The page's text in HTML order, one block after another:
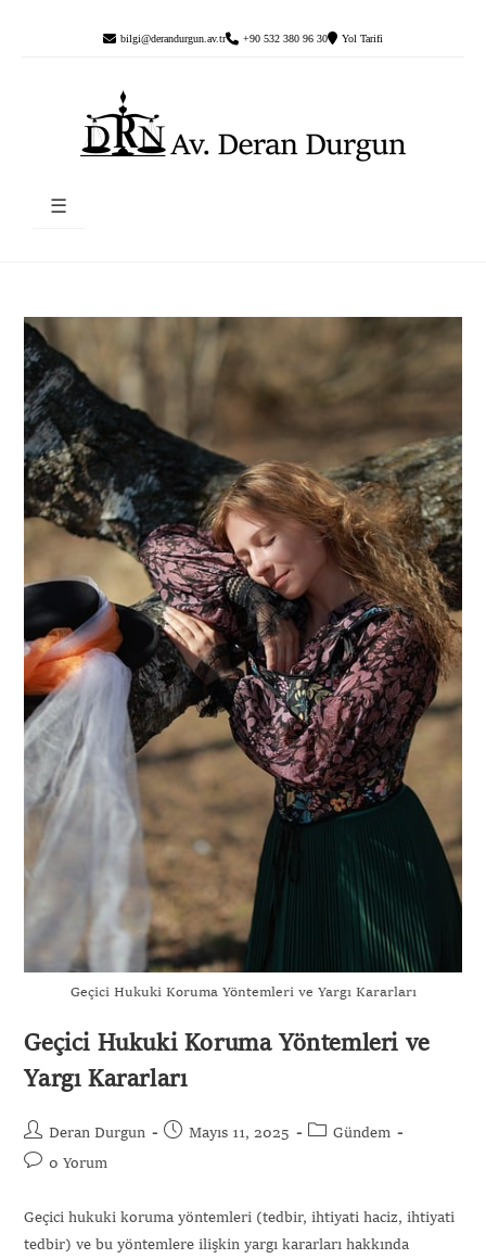
bilgi@derandurgun.av.tr +90 532 380 96 30 Yol Tarifi
☰
Geçici Hukuki Koruma Yöntemleri ve Yargı Kararları
Geçici Hukuki Koruma Yöntemleri ve
Yargı Kararları
Deran Durgun Mayıs 11, 2025
Gündem
0 Yorum
Geçici hukuki koruma yöntemleri (tedbir, ihtiyati haciz, ihtiyati
tedbir) ve bu yöntemlere ilişkin yargı kararları hakkında